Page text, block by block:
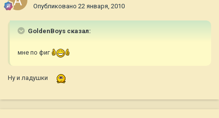
Опубликовано 22 января, 2010
GoldenBoys сказал:
мне по фиг
Ну и ладушки